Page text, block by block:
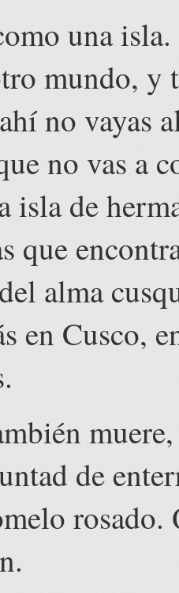
una
mundo, y
no vayas
no vas a
isla de
que
alma
en Cusco,
de